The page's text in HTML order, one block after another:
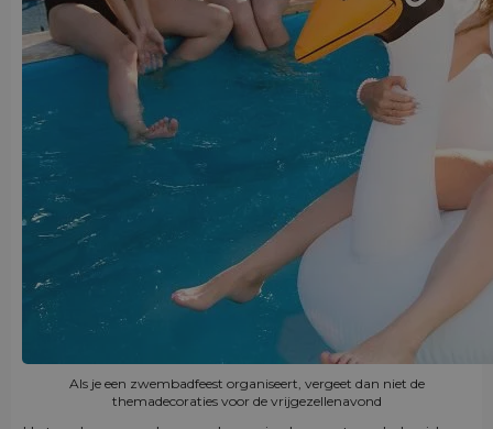
Als je een zwembadfeest organiseert, vergeet dan niet de
themadecoraties voor de vrijgezellenavond